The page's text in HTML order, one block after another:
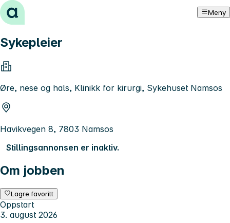
Hopp til innhold Meny
Sykepleier
Øre, nese og hals, Klinikk for kirurgi, Sykehuset Namsos
Havikvegen 8, 7803 Namsos
Stillingsannonsen er inaktiv.
Om jobben
Lagre favoritt
Oppstart
3. august 2026